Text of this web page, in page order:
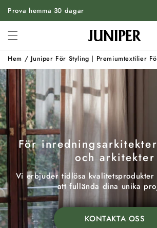
TILL
INNEHÅLL
Prova hemma 30 dagar
Hem / Juniper För Styling | Premiumtextilier
För
och arkitekter
Vi erbjuder tidlösa
att fullända dina unika
KONTAKTA OSS